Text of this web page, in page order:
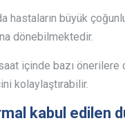
hastaların büyük
dönebilmektedir.
içinde bazı önerilere
kolaylaştırabilir.
kabul edilen